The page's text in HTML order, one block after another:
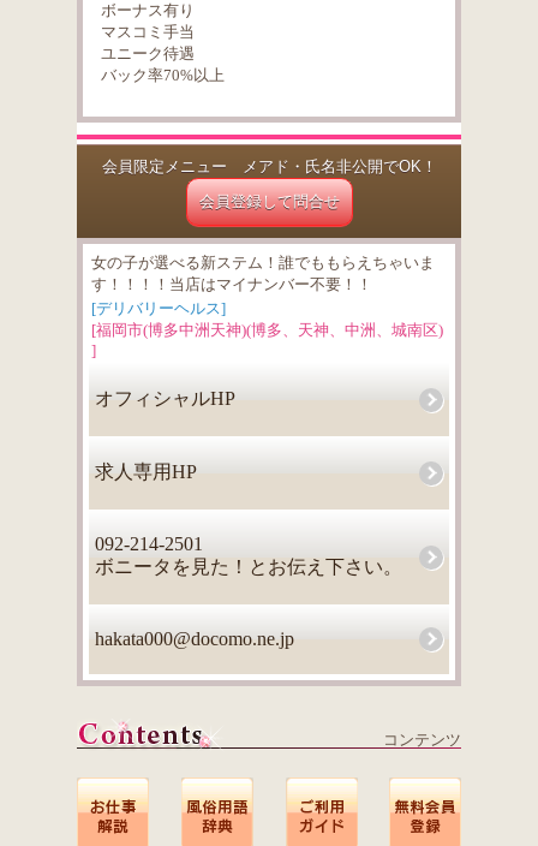
ボーナス有り
マスコミ手当
ユニーク待遇
バック率70%以上
会員限定メニュー メアド・氏名非公開でOK！
会員登録して問合せ
女の子が選べる新ステム！誰でももらえちゃいま
す！！！！当店はマイナンバー不要！！
[デリバリーヘルス]
[福岡市(博多中洲天神)(博多、天神、中洲、城南区)
]
オフィシャルHP
求人専用HP
092-214-2501
ボニータを見た！とお伝え下さい。
hakata000@docomo.ne.jp
コンテンツ